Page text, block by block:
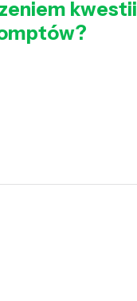
kwestii